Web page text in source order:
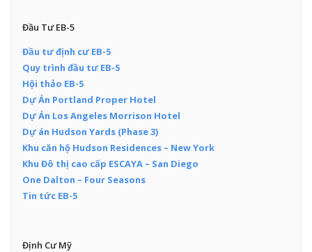
Đầu Tư EB-5
Đầu tư định cư EB-5
Quy trình đầu tư EB-5
Hội thảo EB-5
Dự Án Portland Proper Hotel
Dự Án Los Angeles Morrison Hotel
Dự án Hudson Yards (Phase 3)
Khu căn hộ Hudson Residences – New York
Khu Đô thị cao cấp ESCAYA – San Diego
One Dalton – Four Seasons
Tin tức EB-5
Định Cư Mỹ